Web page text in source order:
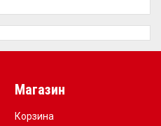
Магазин
Корзина